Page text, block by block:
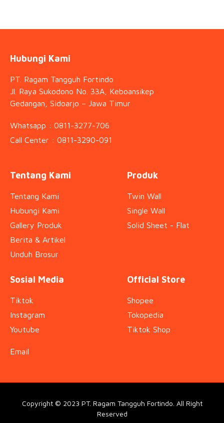
Hubungi Kami
PT. Ragam Tangguh Fortindo
Jl. Raya Sukodono No. 33A, Keboansikep
Gedangan, Sidoarjo – Jawa Timur
Whatsapp : 0811-3277-706
Call Center : 0811-3290-091
Tentang Kami
Tentang Kami
Hubungi Kami
Gallery Produk
Berita & Artikel
Unduh Brosur
Produk
Twin Wall
Single Wall
Solid Sheet - Flat
Sosial Media
Tiktok
Instagram
Youtube
Email
Official Store
Shopee
Tokopedia
Tiktok Shop
Copyright © 2023 PT. Ragam Tangguh Fortindo. All Right
Reserved